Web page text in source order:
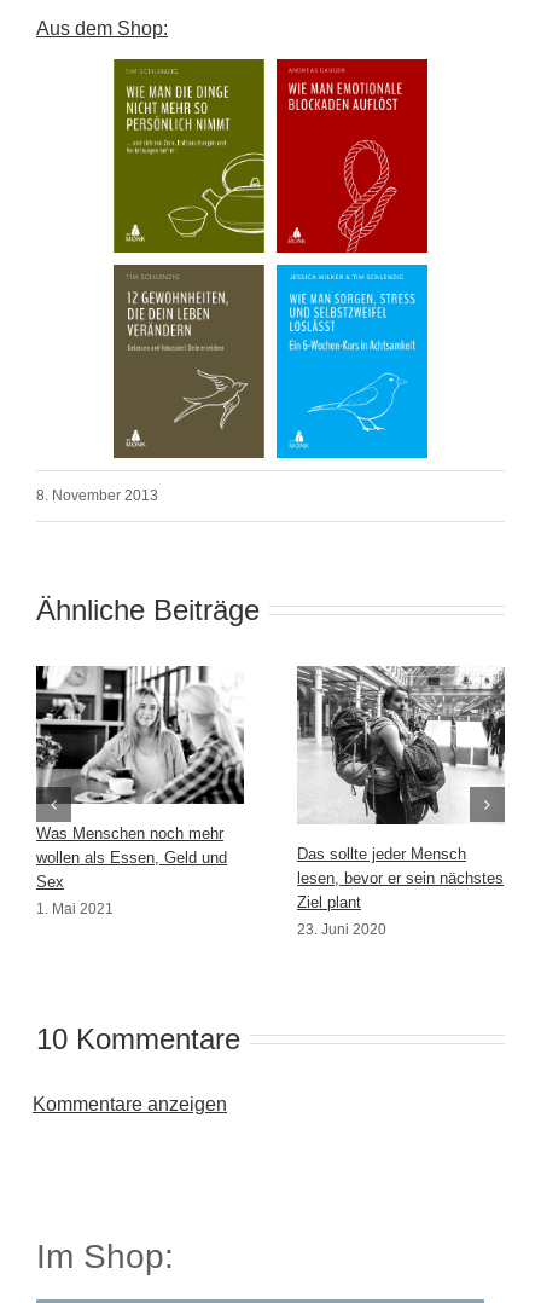
Aus dem Shop:
8. November 2013
Ähnliche Beiträge
Was Menschen noch mehr
wollen als Essen, Geld und
Sex
1. Mai 2021
Das sollte jeder Mensch
lesen, bevor er sein nächstes
Ziel plant
23. Juni 2020
10 Kommentare
Kommentare anzeigen
Im Shop: